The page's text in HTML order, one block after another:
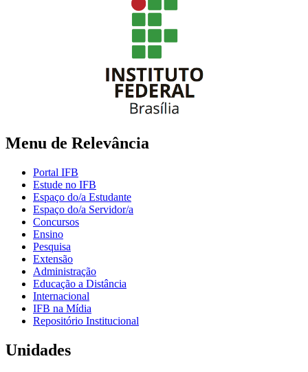
Menu de Relevância
Portal IFB
Estude no IFB
Espaço do/a Estudante
Espaço do/a Servidor/a
Concursos
Ensino
Pesquisa
Extensão
Administração
Educação a Distância
Internacional
IFB na Mídia
Repositório Institucional
Unidades